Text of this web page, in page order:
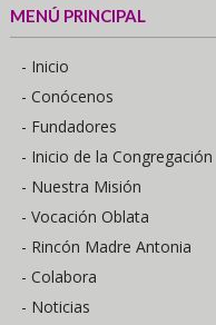
MENÚ PRINCIPAL
- Inicio
- Conócenos
- Fundadores
- Inicio de la Congregación
- Nuestra Misión
- Vocación Oblata
- Rincón Madre Antonia
- Colabora
- Noticias